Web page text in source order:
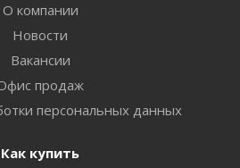
О компании
Новости
Вакансии
продаж
персональных данных
Как купить